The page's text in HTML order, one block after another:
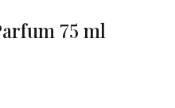
75 ml